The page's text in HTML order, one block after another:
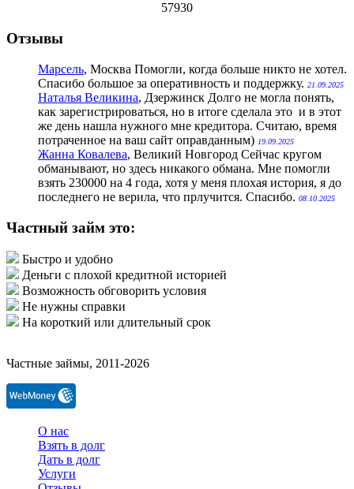
57930
Отзывы
Марсель, Москва Помогли, когда больше никто не хотел.
Спасибо большое за оперативность и поддержку. 21.09.2025
Наталья Великина, Дзержинск Долго не могла понять,
как зарегистрироваться, но в итоге сделала это и в этот
же день нашла нужного мне кредитора. Считаю, время
потраченное на ваш сайт оправданным) 19.09.2025
Жанна Ковалева, Великий Новгород Сейчас кругом
обманывают, но здесь никакого обмана. Мне помогли
взять 230000 на 4 года, хотя у меня плохая история, я до
последнего не верила, что прлучится. Спасибо. 08.10.2025
Частный займ это:
Быстро и удобно
Деньги с плохой кредитной историей
Возможность обговорить условия
Не нужны справки
На короткий или длительный срок
Частные займы, 2011-2026
О нас
Взять в долг
Дать в долг
Услуги